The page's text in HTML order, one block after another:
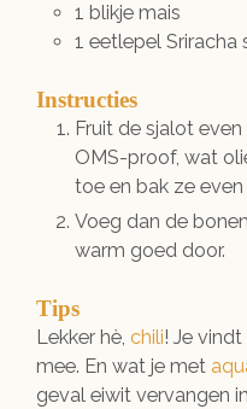
1 blikje mais
1 eetlepel Sriracha
Instructies
Fruit de sjalot
OMS-proof, wat
toe en bak ze even
Voeg dan de
warm goed door.
Tips
Lekker hè, chili! Je
mee. En wat je met
geval eiwit vervangen